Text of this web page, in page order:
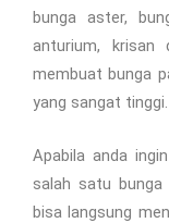
bunga aster,
anturium, krisan
membuat bunga
yang sangat tinggi.
Apabila anda
salah satu
bisa langsung